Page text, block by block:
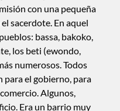
con una pequeña
sacerdote. En aquel
bassa, bakoko,
los beti (ewondo,
numerosos. Todos
el gobierno, para
Algunos,
Era un barrio muy